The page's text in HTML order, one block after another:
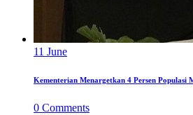
11 June
Kementerian Menargetkan 4 Persen Populasi
0 Comments